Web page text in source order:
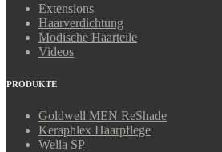
Extensions
Haarverdichtung
Modische Haarteile
Videos
PRODUKTE
Goldwell MEN ReShade
Keraphlex Haarpflege
Wella SP